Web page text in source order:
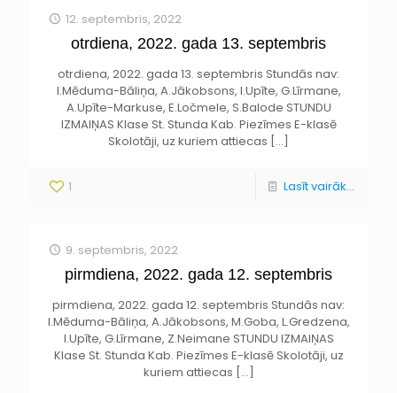
12. septembris, 2022
otrdiena, 2022. gada 13. septembris
otrdiena, 2022. gada 13. septembris Stundās nav:
I.Mēduma-Bāliņa, A.Jākobsons, I.Upīte, G.Līrmane,
A.Upīte-Markuse, E.Ločmele, S.Balode STUNDU
IZMAIŅAS Klase St. Stunda Kab. Piezīmes E-klasē
Skolotāji, uz kuriem attiecas […]
1 Lasīt vairāk...
9. septembris, 2022
pirmdiena, 2022. gada 12. septembris
pirmdiena, 2022. gada 12. septembris Stundās nav:
I.Mēduma-Bāliņa, A.Jākobsons, M.Goba, L.Gredzena,
I.Upīte, G.Līrmane, Z.Neimane STUNDU IZMAIŅAS
Klase St. Stunda Kab. Piezīmes E-klasē Skolotāji, uz
kuriem attiecas […]